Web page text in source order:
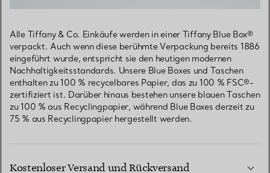
Alle Tiffany & Co. Einkäufe werden in einer Tiffany Blue Box®
verpackt. Auch wenn diese berühmte Verpackung bereits 1886
eingeführt wurde, entspricht sie den heutigen modernen
Nachhaltigkeitsstandards. Unsere Blue Boxes und Taschen
enthalten zu 100 % recycelbares Papier, das zu 100 % FSC®-
zertifiziert ist. Darüber hinaus bestehen unsere blauen Taschen
zu 100 % aus Recyclingpapier, während Blue Boxes derzeit zu
75 % aus Recyclingpapier hergestellt werden.
Kostenloser Versand und Rückversand